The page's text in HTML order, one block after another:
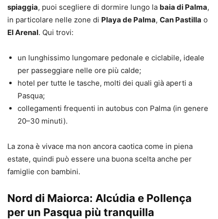
spiaggia, puoi scegliere di dormire lungo la baia di Palma,
in particolare nelle zone di Playa de Palma, Can Pastilla o
El Arenal. Qui trovi:
un lunghissimo lungomare pedonale e ciclabile, ideale
per passeggiare nelle ore più calde;
hotel per tutte le tasche, molti dei quali già aperti a
Pasqua;
collegamenti frequenti in autobus con Palma (in genere
20–30 minuti).
La zona è vivace ma non ancora caotica come in piena
estate, quindi può essere una buona scelta anche per
famiglie con bambini.
Nord di Maiorca: Alcúdia e Pollença
per un Pasqua più tranquilla